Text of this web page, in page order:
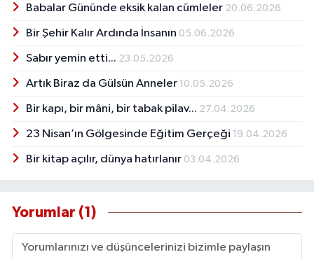
İlköğretim Okulu, Ankara Etimesgut Ticaret ve
2005 yılında emekli oldu. Şiir ve öykü
denemeleri bulunuyor. ‘’Harikalar Diyarısın
Ankara’da yaşamaktadır.
Babalar Gününde eksik kalan cümleler 20.06.2026
Bir Şehir Kalır Ardında İnsanın 05.06.2026
Sabır yemin etti... 23.05.2026
Artık Biraz da Gülsün Anneler 10.05.2026
Bir kapı, bir mâni, bir tabak pilav... 27.04.2026
23 Nisan’ın Gölgesinde Eğitim Gerçeği 19.04.2026
Bir kitap açılır, dünya hatırlanır 03.04.2026
Yorumlar (1)